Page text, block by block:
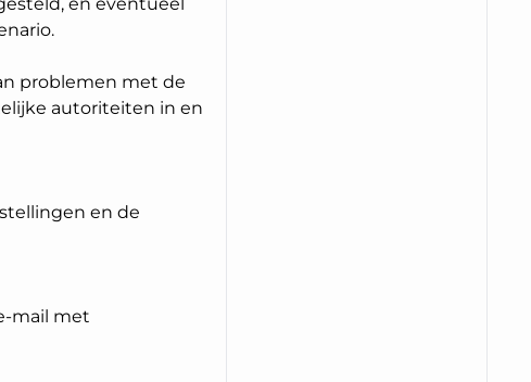
problemen met de
autoriteiten in en
en de
mail met